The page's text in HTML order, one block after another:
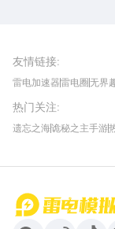
友情链接:
雷电加速器雷电圈无界
我爱vr网华军软件园
热门关注:
遗忘之海诡秘之主手游
首页
微信
微博 抖音